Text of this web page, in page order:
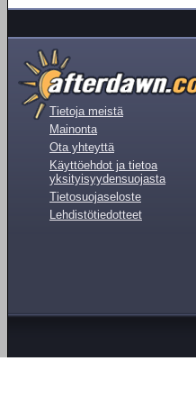
Tietoja meistä
Mainonta
Ota yhteyttä
Käyttöehdot ja tietoa
yksityisyydensuojasta
Tietosuojaseloste
Lehdistötiedotteet